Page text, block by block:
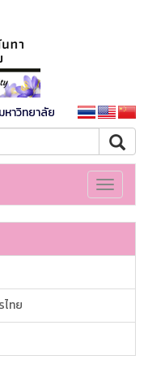
หาวิทยาลัย
Toggle
ทย